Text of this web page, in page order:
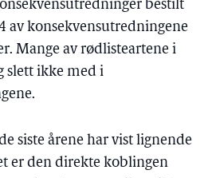
bestilt
av konsekvensutredningene
Mange av rødlisteartene i
slett ikke med i
siste årene har vist lignende
er den direkte koblingen